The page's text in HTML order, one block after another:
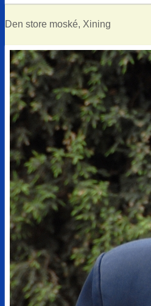
Den store moské, Xining